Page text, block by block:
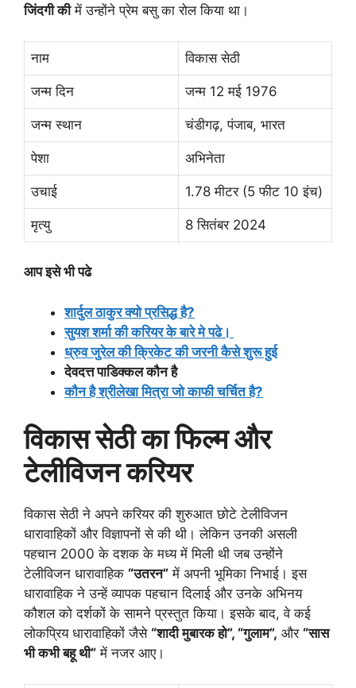
जिंदगी कीमें उन्होंने प्रेम बसु का रोल किया था।
नाम विकास सेठी
जन्म दिन जन्म 12 मई 1976
जन्म स्थान चंडीगढ़, पंजाब, भारत
पेशा अभिनेता
उचाई 1.78 मीटर (5 फीट 10 इंच)
मृत्यु 8 सितंबर 2024
आप इसे भी पढे
शार्दुल ठाकुर क्यो प्रसिद्ध है?
सुयश शर्मा की करियर के बारे मे पढे।
ध्रुव जुरेल की क्रिकेट की जरनी कैसे शुरू हुई
देवदत्त पाडिक्कल कौन है
कौन है श्रीलेखा मित्रा जो काफी चर्चित है?
विकास सेठी का फिल्म और
टेलीविजन करियर
विकास सेठी ने अपने करियर की शुरुआत छोटे टेलीविजन
धारावाहिकों और विज्ञापनों से की थी। लेकिन उनकी असली
पहचान 2000 के दशक के मध्य में मिली थी जब उन्होंने
टेलीविजन धारावाहिक “उतरन” में अपनी भूमिका निभाई। इस
धारावाहिक ने उन्हें व्यापक पहचान दिलाई और उनके अभिनय
कौशल को दर्शकों के सामने प्रस्तुत किया। इसके बाद, वे कई
लोकप्रिय धारावाहिकों जैसे “शादी मुबारक हो”, “गुलाम”, और “सास
भी कभी बहू थी” में नजर आए।